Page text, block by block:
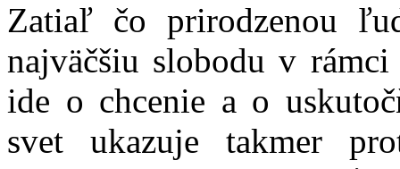
Zatiaľ čo prirodzenou
najväčšiu slobodu v
ide o chcenie a o
svet ukazuje takmer